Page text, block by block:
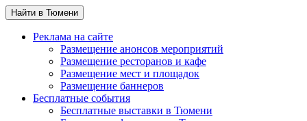
Найти в Тюмени
Реклама на сайте
Размещение анонсов мероприятий
Размещение ресторанов и кафе
Размещение мест и площадок
Размещение баннеров
Бесплатные события
Бесплатные выставки в Тюмени